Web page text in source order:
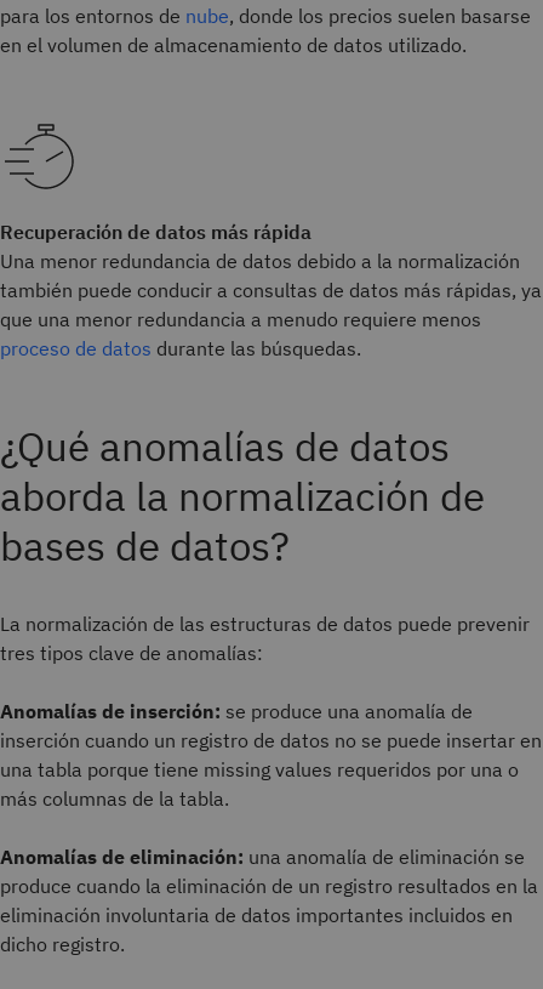
para los entornos de nube, donde los precios suelen basarse
en el volumen de almacenamiento de datos utilizado.
Recuperación de datos más rápida
Una menor redundancia de datos debido a la normalización
también puede conducir a consultas de datos más rápidas, ya
que una menor redundancia a menudo requiere menos
proceso de datos durante las búsquedas.
¿Qué anomalías de datos
aborda la normalización de
bases de datos?
La normalización de las estructuras de datos puede prevenir
tres tipos clave de anomalías:
Anomalías de inserción: se produce una anomalía de
inserción cuando un registro de datos no se puede insertar en
una tabla porque tiene missing values requeridos por una o
más columnas de la tabla.
Anomalías de eliminación: una anomalía de eliminación se
produce cuando la eliminación de un registro resultados en la
eliminación involuntaria de datos importantes incluidos en
dicho registro.